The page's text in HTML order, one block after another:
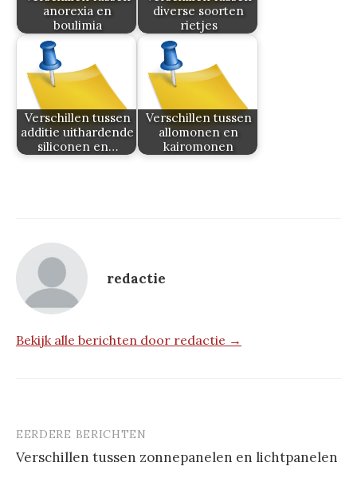
anorexia en
boulimia
diverse soorten
rietjes
Verschillen tussen
additie uithardende
siliconen en…
Verschillen tussen
allomonen en
kairomonen
redactie
Bekijk alle berichten door redactie →
Berichtnavigatie
EERDERE BERICHTEN
Verschillen tussen zonnepanelen en lichtpanelen